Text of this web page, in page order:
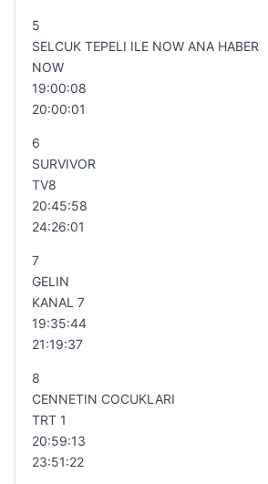
5
SELCUK TEPELI ILE NOW ANA HABER
NOW
19:00:08
20:00:01
6
SURVIVOR
TV8
20:45:58
24:26:01
7
GELIN
KANAL 7
19:35:44
21:19:37
8
CENNETIN COCUKLARI
TRT 1
20:59:13
23:51:22